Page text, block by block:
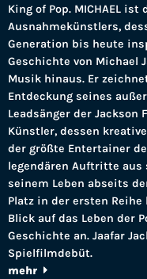
King of Pop. MICHAEL
Ausnahmekünstlers,
Generation bis heute
Geschichte von Michael
Musik hinaus. Er
Entdeckung seines
Leadsänger der
Künstler, dessen
der größte Entertainer
legendären Auftritte aus
seinem Leben abseits
Platz in der ersten
Blick auf das Leben der
Geschichte an. Jaafar
Spielfilmdebüt.
mehr